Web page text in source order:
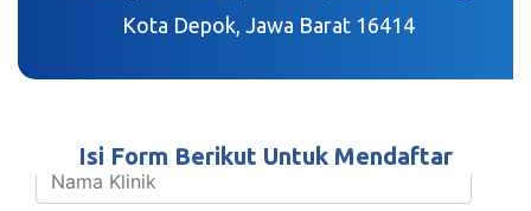
Kota Depok, Jawa Barat 16414
Isi Form Berikut Untuk Mendaftar